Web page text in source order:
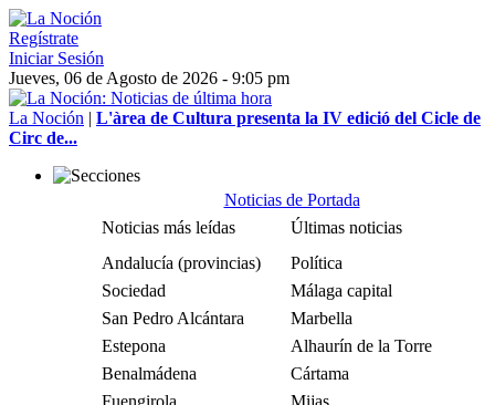
Regístrate
Iniciar Sesión
Jueves, 06 de Agosto de 2026 - 9:05 pm
La Noción | L'àrea de Cultura presenta la IV edició del Cicle de
Circ de...
Noticias de Portada
Noticias más leídas
Últimas noticias
Andalucía (provincias)
Política
Sociedad
Málaga capital
San Pedro Alcántara
Marbella
Estepona
Alhaurín de la Torre
Benalmádena
Cártama
Fuengirola
Mijas